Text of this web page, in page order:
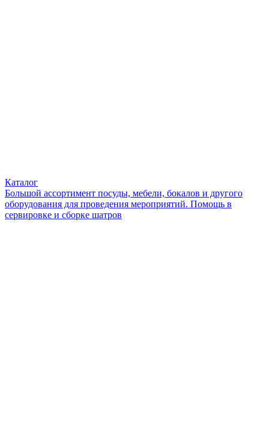
Каталог
Большой ассортимент посуды, мебели, бокалов и другого
оборудования для проведения мероприятий. Помощь в
сервировке и сборке шатров